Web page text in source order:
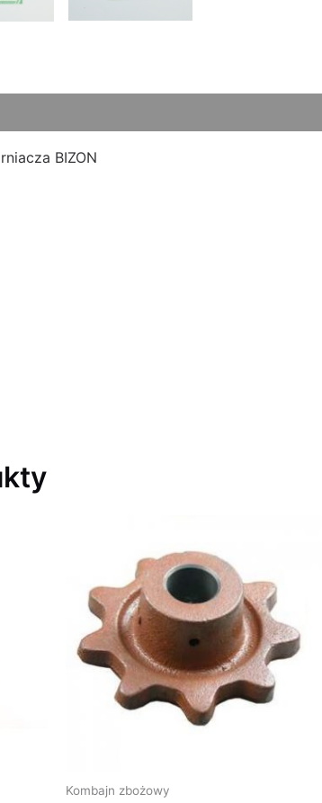
BIZON
Kombajn zbożowy